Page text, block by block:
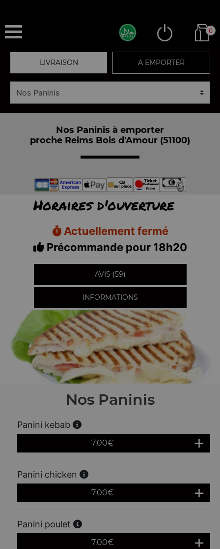
0
LIVRAISON A EMPORTER
Nos Paninis à emporter
proche Reims Bois d'Amour (51100)
Horaires d'ouverture
Actuellement fermé
Précommande pour 18h20
AVIS (59)
INFORMATIONS
Nos Paninis
Panini kebab
7.00€
Panini chicken
7.00€
Panini poulet
7.00€